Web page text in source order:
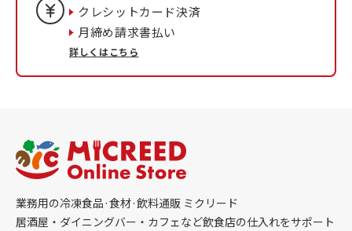
クレシットカード決済
月締め請求書払い
詳しくはこちら
業務用の冷凍食品·食材·飲料通販 ミクリード
居酒屋・ダイニングバー・カフェなど飲食店の仕入れをサポート